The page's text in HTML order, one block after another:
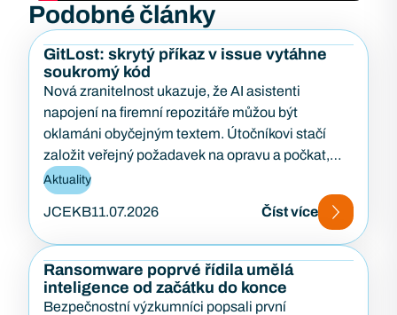
Podobné články
GitLost: skrytý příkaz v issue vytáhne
soukromý kód
Nová zranitelnost ukazuje, že AI asistenti
napojení na firemní repozitáře můžou být
oklamáni obyčejným textem. Útočníkovi stačí
založit veřejný požadavek na opravu a počkat,
až…
Aktuality
JCEKB11.07.2026 Číst více
Ransomware poprvé řídila umělá
inteligence od začátku do konce
Bezpečnostní výzkumníci popsali první